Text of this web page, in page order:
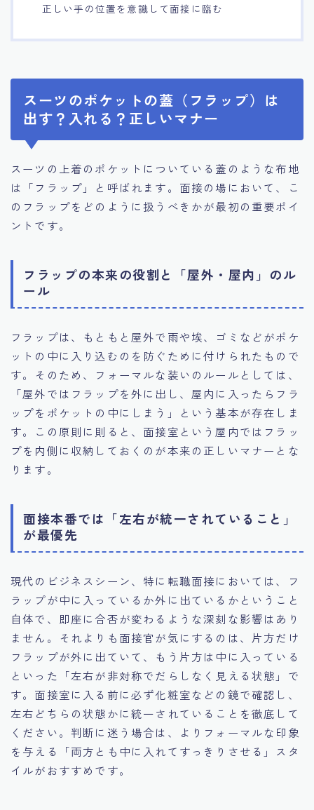
正しい手の位置を意識して面接に臨む
スーツのポケットの蓋（フラップ）は
出す？入れる？正しいマナー
スーツの上着のポケットについている蓋のような布地
は「フラップ」と呼ばれます。面接の場において、こ
のフラップをどのように扱うべきかが最初の重要ポイ
ントです。
フラップの本来の役割と「屋外・屋内」のル
ール
フラップは、もともと屋外で雨や埃、ゴミなどがポケ
ットの中に入り込むのを防ぐために付けられたもので
す。そのため、フォーマルな装いのルールとしては、
「屋外ではフラップを外に出し、屋内に入ったらフラ
ップをポケットの中にしまう」という基本が存在しま
す。この原則に則ると、面接室という屋内ではフラッ
プを内側に収納しておくのが本来の正しいマナーとな
ります。
面接本番では「左右が統一されていること」
が最優先
現代のビジネスシーン、特に転職面接においては、フ
ラップが中に入っているか外に出ているかということ
自体で、即座に合否が変わるような深刻な影響はあり
ません。それよりも面接官が気にするのは、片方だけ
フラップが外に出ていて、もう片方は中に入っている
といった「左右が非対称でだらしなく見える状態」で
す。面接室に入る前に必ず化粧室などの鏡で確認し、
左右どちらの状態かに統一されていることを徹底して
ください。判断に迷う場合は、よりフォーマルな印象
を与える「両方とも中に入れてすっきりさせる」スタ
イルがおすすめです。